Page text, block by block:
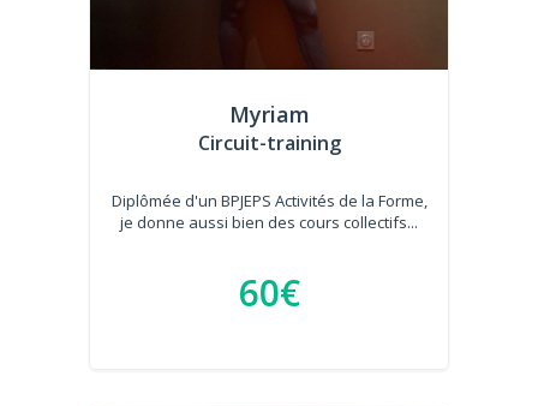
Myriam
Circuit-training
Diplômée d'un BPJEPS Activités de la Forme,
je donne aussi bien des cours collectifs...
60€